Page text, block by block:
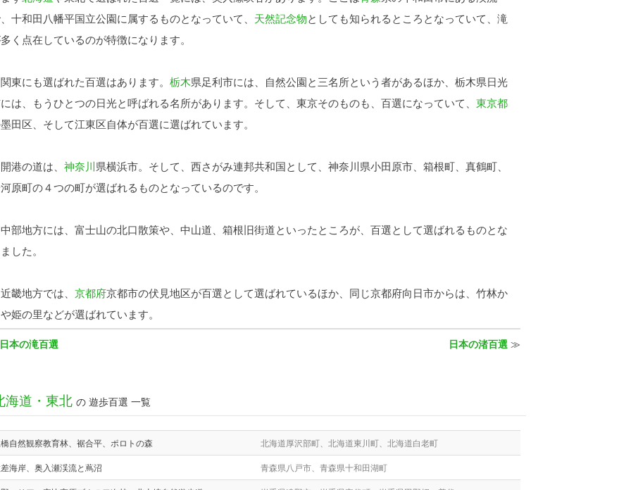
十和田八幡平国立公園に属するものとなっていて、 天然記念物としても知られるところとなっていて、滝
く点在しているのが特徴になります。
にも選ばれた百選はあります。 栃木県足利市には、自然公園と三名所という者があるほか、栃木県日光
は、もうひとつの日光と呼ばれる名所があります。そして、東京そのものも、百選になっていて、 東京都
田区、そして江東区自体が百選に選ばれています。
の道は、 神奈川県横浜市。そして、西さがみ連邦共和国として、神奈川県小田原市、箱根町、真鶴町、
原町の４つの町が選ばれるものとなっているのです。
地方には、富士山の北口散策や、中山道、箱根旧街道といったところが、百選として選ばれるものとな
した。
地方では、 京都府京都市の伏見地区が百選として選ばれているほか、同じ京都府向日市からは、竹林か
姫の里などが選ばれています。
本の滝百選 日本の渚百選≫
海道・東北 の 遊歩百選 一覧
自然観察教育林、裾合平、ポロトの森 北海道厚沢部町、北海道東川町、北海道白老町
海岸、奥入瀬渓流と蔦沼 青森県八戸市、青森県十和田湖町